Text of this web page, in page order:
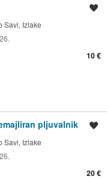
Savi, Izlake
10 €
pljuvalnik
Savi, Izlake
20 €